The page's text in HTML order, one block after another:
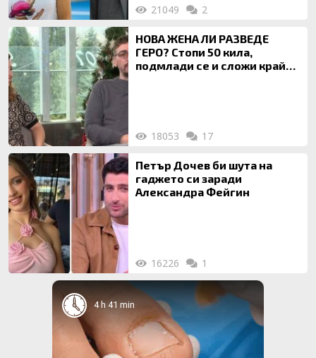
21049 2
НОВА ЖЕНА ЛИ РАЗВЕДЕ
ГЕРО? Стопи 50 кила,
подмлади се и сложи край
18053 17
Петър Дочев би шута на
гаджето си заради
Александра Фейгин
16226 1
4 h 41 min